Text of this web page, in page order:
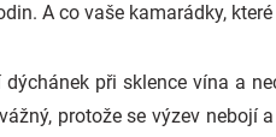
A co vaše kamarádky,
při sklence vína a
protože se výzev